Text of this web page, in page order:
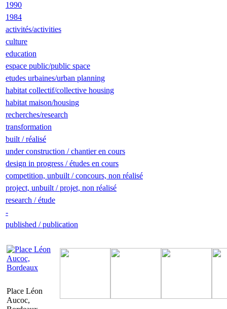
1990
1984
activités/activities
culture
education
espace public/public space
etudes urbaines/urban planning
habitat collectif/collective housing
habitat maison/housing
recherches/research
transformation
built / réalisé
under construction / chantier en cours
design in progress / études en cours
competition, unbuilt / concours, non réalisé
project, unbuilt / projet, non réalisé
research / étude
-
published / publication
Place Léon
Aucoc,